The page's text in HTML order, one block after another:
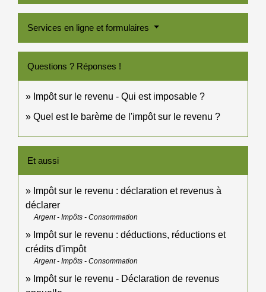
Services en ligne et formulaires
Questions ? Réponses !
Impôt sur le revenu - Qui est imposable ?
Quel est le barème de l'impôt sur le revenu ?
Et aussi
Impôt sur le revenu : déclaration et revenus à
déclarer
Argent - Impôts - Consommation
Impôt sur le revenu : déductions, réductions et
crédits d'impôt
Argent - Impôts - Consommation
Impôt sur le revenu - Déclaration de revenus